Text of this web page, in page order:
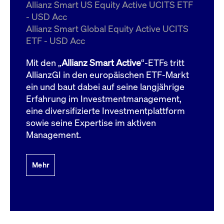
Allianz Smart US Equity Active UCITS ETF
- USD Acc
Allianz Smart Global Equity Active UCITS
ETF - USD Acc
Mit den „Allianz Smart Active“-ETFs tritt
AllianzGI in den europäischen ETF-Markt
ein und baut dabei auf seine langjährige
Erfahrung im Investmentmanagement,
eine diversifizierte Investmentplattform
sowie seine Expertise im aktiven
Management.
Mehr
ApplicationGatewayAffinityCORS
boerse.com
Domain
bis